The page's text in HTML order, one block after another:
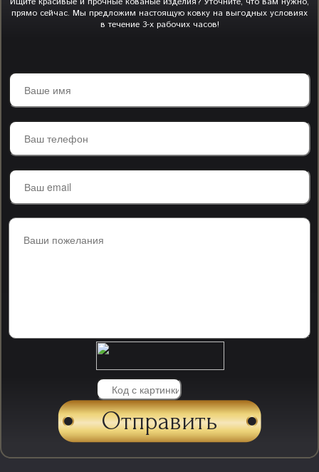
прямо сейчас. Мы предложим настоящую ковку на выгодных условиях
в течение 3-х рабочих часов!